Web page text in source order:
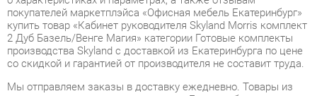
со скидкой и гарантией от производителя не составит труда.
Мы отправляем заказы в доставку ежедневно. Товары из
ассортимента в наличии на складе в Екатеринбурге вы
получите не позднее48-ми часовс момента оформления
заказа. Дополнительно вы можете заказать подъём на этаж
и сборку мебельных изделий.